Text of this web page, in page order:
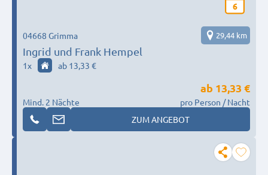
6
Ingrid und Frank Hempel
04668 Grimma 29,44 km
1x ab 13,33 €
Mind. 2 Nächte
ab 13,33 €
pro Person / Nacht
ZUM ANGEBOT